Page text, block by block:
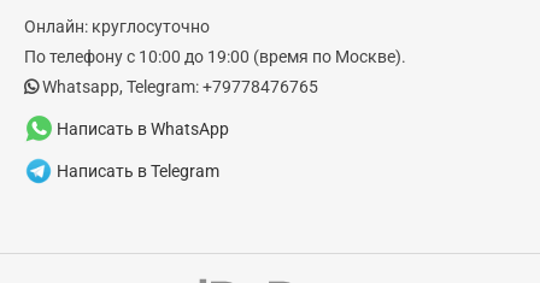
window
new
window
Онлайн: круглосуточно
По телефону с 10:00 до 19:00 (время по Москве).
Whatsapp, Telegram: +79778476765
Написать в WhatsApp
Написать в Telegram